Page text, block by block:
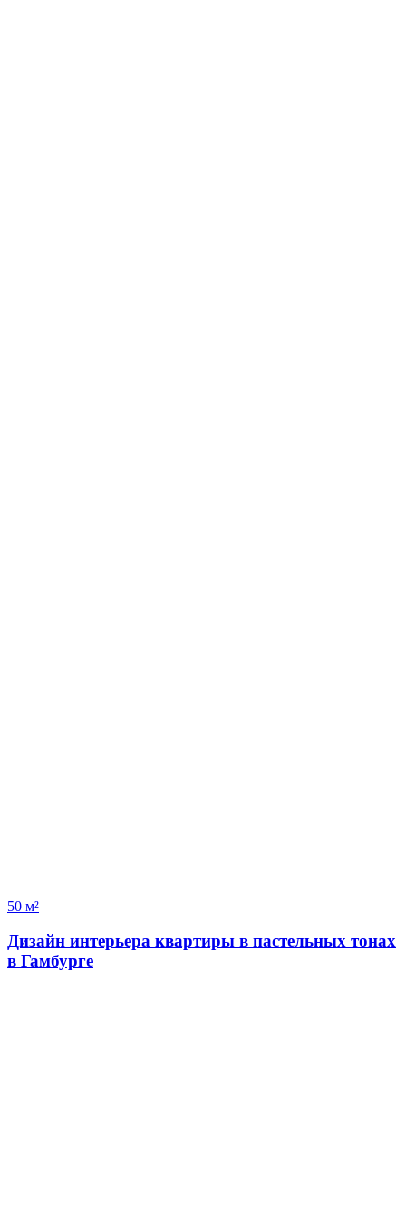
50 м²
Дизайн интерьера квартиры в пастельных тонах
в Гамбурге